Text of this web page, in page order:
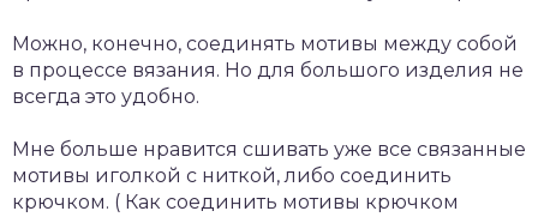
Можно, конечно, соединять мотивы между собой
в процессе вязания. Но для большого изделия не
всегда это удобно.
Мне больше нравится сшивать уже все связанные
мотивы иголкой с ниткой, либо соединить
крючком. ( Как соединить мотивы крючком